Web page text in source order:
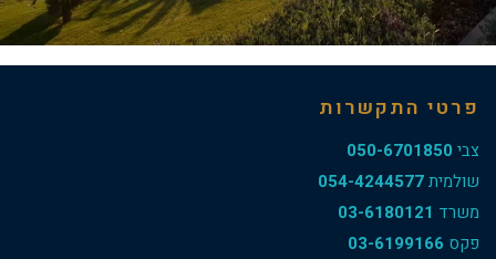
פרטי התקשרות
צבי 050-6701850
שולמית054-4244577
משרד 03-6180121
פקס 03-6199166